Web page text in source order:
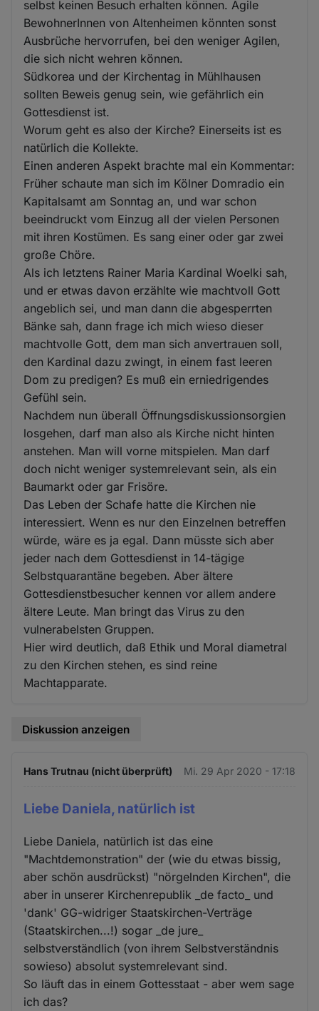
selbst keinen Besuch erhalten können. Agile
BewohnerInnen von Altenheimen könnten sonst
Ausbrüche hervorrufen, bei den weniger Agilen,
die sich nicht wehren können.
Südkorea und der Kirchentag in Mühlhausen
sollten Beweis genug sein, wie gefährlich ein
Gottesdienst ist.
Worum geht es also der Kirche? Einerseits ist es
natürlich die Kollekte.
Einen anderen Aspekt brachte mal ein Kommentar:
Früher schaute man sich im Kölner Domradio ein
Kapitalsamt am Sonntag an, und war schon
beeindruckt vom Einzug all der vielen Personen
mit ihren Kostümen. Es sang einer oder gar zwei
große Chöre.
Als ich letztens Rainer Maria Kardinal Woelki sah,
und er etwas davon erzählte wie machtvoll Gott
angeblich sei, und man dann die abgesperrten
Bänke sah, dann frage ich mich wieso dieser
machtvolle Gott, dem man sich anvertrauen soll,
den Kardinal dazu zwingt, in einem fast leeren
Dom zu predigen? Es muß ein erniedrigendes
Gefühl sein.
Nachdem nun überall Öffnungsdiskussionsorgien
losgehen, darf man also als Kirche nicht hinten
anstehen. Man will vorne mitspielen. Man darf
doch nicht weniger systemrelevant sein, als ein
Baumarkt oder gar Frisöre.
Das Leben der Schafe hatte die Kirchen nie
interessiert. Wenn es nur den Einzelnen betreffen
würde, wäre es ja egal. Dann müsste sich aber
jeder nach dem Gottesdienst in 14-tägige
Selbstquarantäne begeben. Aber ältere
Gottesdienstbesucher kennen vor allem andere
ältere Leute. Man bringt das Virus zu den
vulnerabelsten Gruppen.
Hier wird deutlich, daß Ethik und Moral diametral
zu den Kirchen stehen, es sind reine
Machtapparate.
Diskussion anzeigen
Hans Trutnau (nicht überprüft) Mi. 29 Apr 2020 - 17:18
Liebe Daniela, natürlich ist
Liebe Daniela, natürlich ist das eine
"Machtdemonstration" der (wie du etwas bissig,
aber schön ausdrückst) "nörgelnden Kirchen", die
aber in unserer Kirchenrepublik _de facto_ und
'dank' GG-widriger Staatskirchen-Verträge
(Staatskirchen...!) sogar _de jure_
selbstverständlich (von ihrem Selbstverständnis
sowieso) absolut systemrelevant sind.
So läuft das in einem Gottesstaat - aber wem sage
ich das?